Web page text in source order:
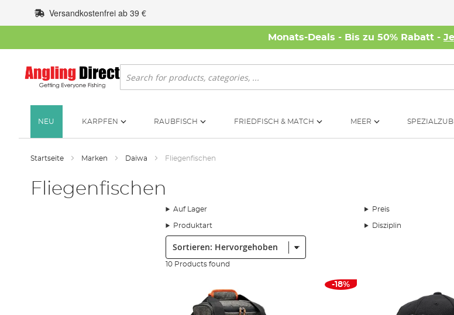
Inhalt
springen
Versandkostenfrei ab 39 €
Monats-Deals - Bis zu 50% Rabatt -
Suche
NEU KARPFEN RAUBFISCH FRIEDFISCH & MATCH MEER
Startseite Marken Daiwa Fliegenfischen
Fliegenfischen
Auf Lager Preis
Produktart Disziplin
Sortieren:
10 Products found
-18%